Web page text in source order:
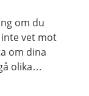
om du
vet mot
om dina
olika